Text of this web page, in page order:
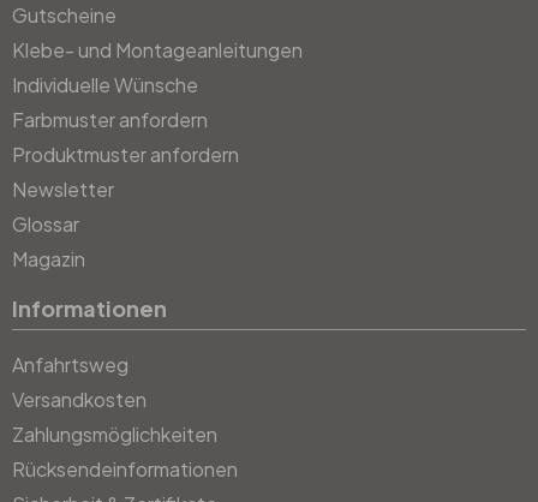
Gutscheine
Klebe- und Montageanleitungen
Individuelle Wünsche
Farbmuster anfordern
Produktmuster anfordern
Newsletter
Glossar
Magazin
Informationen
Anfahrtsweg
Versandkosten
Zahlungsmöglichkeiten
Rücksendeinformationen